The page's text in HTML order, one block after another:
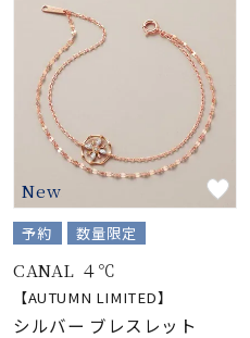
New
予約 数量限定
CANAL ４℃
【AUTUMN LIMITED】
シルバー ブレスレット